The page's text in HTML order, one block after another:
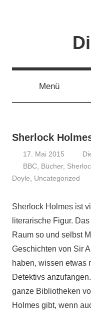
Menü
Sherlock
17. Mai 2015
BBC Bücher,
Doyle
Uncategorized
Sherlock Holmes ist
literarische Figur.
Raum so und selbst
Geschichten von Sir
haben, wissen etwas
Detektivs
ganze Bibliotheken
Holmes gibt, wenn